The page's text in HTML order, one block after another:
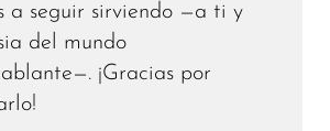
a seguir sirviendo —a ti y
del mundo
¡Gracias por